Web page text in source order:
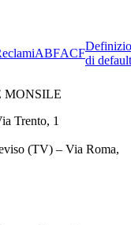
ABFACF
di default
Trento, 1
(TV) – Via Roma,